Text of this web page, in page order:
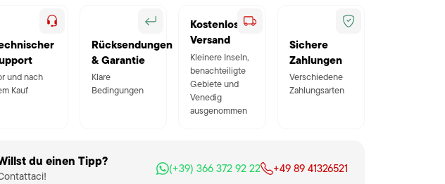
und nach
Kauf
Rücksendungen
& Garantie
Klare
Bedingungen
Kostenloser
Versand
Kleinere Inseln,
benachteiligte
Gebiete und
Venedig
ausgenommen
Sichere
Zahlungen
Verschiedene
Zahlungsarten
du einen Tipp? (+39) 366 372 92 22 +49 89 41326521